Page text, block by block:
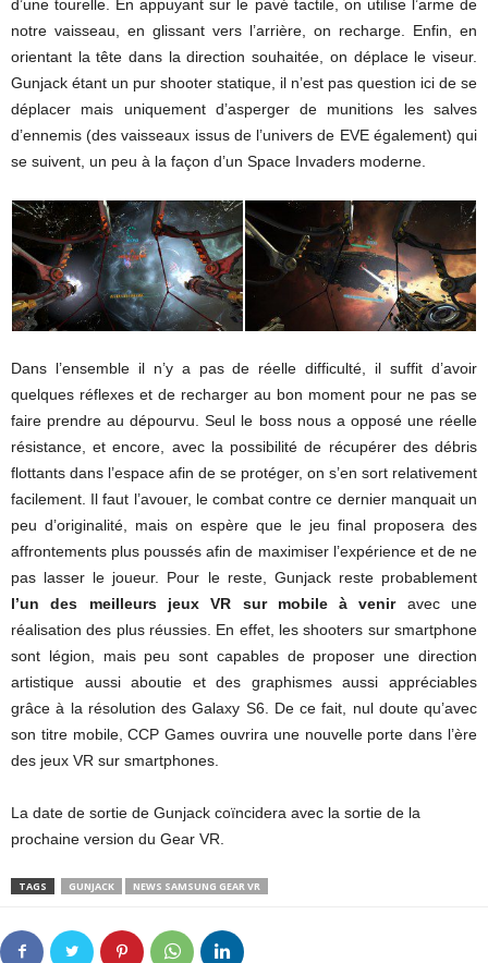
d’une tourelle. En appuyant sur le pavé tactile, on utilise l’arme de
notre vaisseau, en glissant vers l’arrière, on recharge. Enfin, en
orientant la tête dans la direction souhaitée, on déplace le viseur.
Gunjack étant un pur shooter statique, il n’est pas question ici de se
déplacer mais uniquement d’asperger de munitions les salves
d’ennemis (des vaisseaux issus de l’univers de EVE également) qui
se suivent, un peu à la façon d’un Space Invaders moderne.
Dans l’ensemble il n’y a pas de réelle difficulté, il suffit d’avoir
quelques réflexes et de recharger au bon moment pour ne pas se
faire prendre au dépourvu. Seul le boss nous a opposé une réelle
résistance, et encore, avec la possibilité de récupérer des débris
flottants dans l’espace afin de se protéger, on s’en sort relativement
facilement. Il faut l’avouer, le combat contre ce dernier manquait un
peu d’originalité, mais on espère que le jeu final proposera des
affrontements plus poussés afin de maximiser l’expérience et de ne
pas lasser le joueur. Pour le reste, Gunjack reste probablement
l’un des meilleurs jeux VR sur mobile à venir avec une
réalisation des plus réussies. En effet, les shooters sur smartphone
sont légion, mais peu sont capables de proposer une direction
artistique aussi aboutie et des graphismes aussi appréciables
grâce à la résolution des Galaxy S6. De ce fait, nul doute qu’avec
son titre mobile, CCP Games ouvrira une nouvelle porte dans l’ère
des jeux VR sur smartphones.
La date de sortie de Gunjack coïncidera avec la sortie de la
prochaine version du Gear VR.
TAGS GUNJACK NEWS SAMSUNG GEAR VR